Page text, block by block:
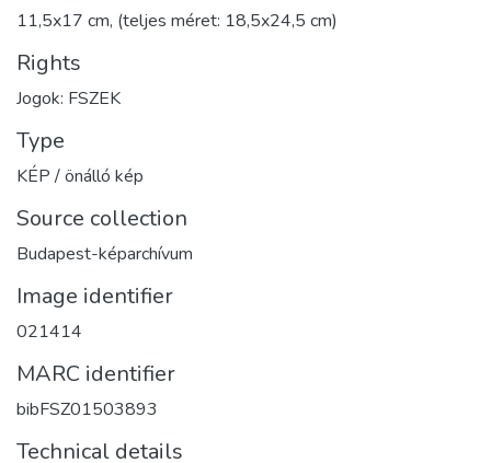
11,5x17 cm, (teljes méret: 18,5x24,5 cm)
Rights
Jogok: FSZEK
Type
KÉP / önálló kép
Source collection
Budapest-képarchívum
Image identifier
021414
MARC identifier
bibFSZ01503893
Technical details